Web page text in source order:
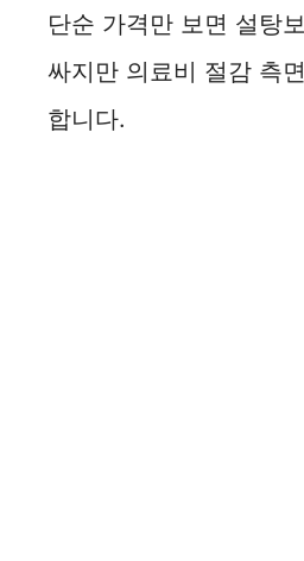
단순 가격만 보면 설탕
싸지만 의료비 절감 측
합니다.